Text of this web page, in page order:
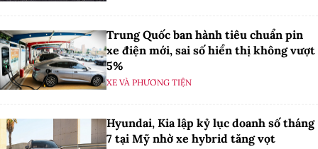
Trung Quốc ban hành tiêu chuẩn pin
xe điện mới, sai số hiển thị không vượt
5%
XE VÀ PHƯƠNG TIỆN
Hyundai, Kia lập kỷ lục doanh số tháng
7 tại Mỹ nhờ xe hybrid tăng vọt